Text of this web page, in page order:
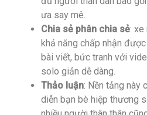
ưa say mê.
Chia sẻ phân chia sẻ: xe
khả năng chấp nhận
bài viết, bức tranh với
solo giản dễ dàng.
Thảo luận: Nền tảng này
diễn bạn bè hiệp thương